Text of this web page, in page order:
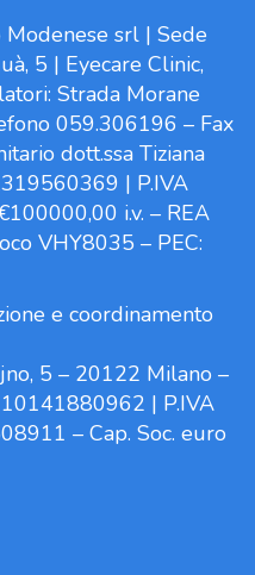
srl | Sede
5 | Eyecare Clinic,
Strada Morane
059.306196 – Fax
dott.ssa Tiziana
| P.IVA
i.v. – REA
VHY8035 – PEC:
e coordinamento
5 – 20122 Milano –
10141880962 | P.IVA
– Cap. Soc. euro